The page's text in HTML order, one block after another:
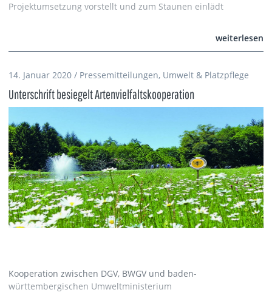
Projektumsetzung vorstellt und zum Staunen einlädt
weiterlesen
14. Januar 2020 / Pressemitteilungen, Umwelt & Platzpflege
Unterschrift besiegelt Artenvielfaltskooperation
Kooperation zwischen DGV, BWGV und baden-
württembergischen Umweltministerium